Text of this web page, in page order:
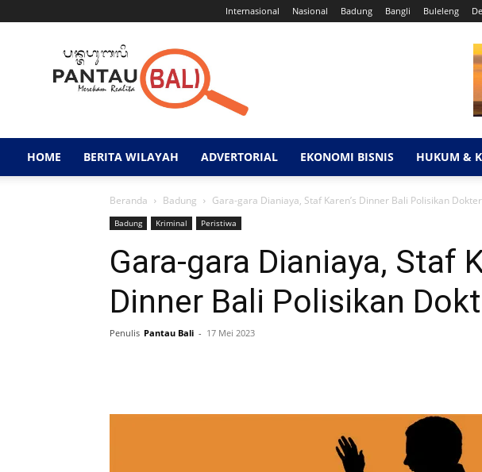
Internasional Nasional Badung Bangli Buleleng
Pantau
Bali
HOME BERITA WILAYAH ADVERTORIAL EKONOMI BISNIS HUKUM &
Beranda Badung Gara-gara Dianiaya, Staf Karen’s Dinner Bali Polisikan Dokter
Badung Kriminal Peristiwa
Gara-gara Dianiaya, Staf
Dinner Bali Polisikan
Penulis Pantau Bali - 17 Mei 2023